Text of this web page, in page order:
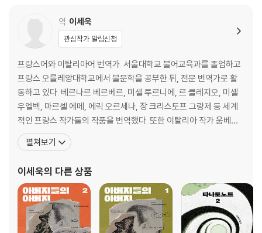
역 이세욱
관심작가 알림신청
프랑스어와 이탈리아어 번역가. 서울대학교 불어교육과를 졸업하고
프랑스 오를레앙대학교에서 불문학을 공부한 뒤, 전문 번역가로 활
동하고 있다. 베르나르 베르베르, 미셸 투르니에, 르 클레지오, 미셸
우엘벡, 마르셀 에메, 에릭 오르세나, 장 크리스토프 그랑제 등 세계
적인 프랑스 작가들의 작품을 번역했다. 또한 이탈리아 작가 움베르
토 에코에 심취하여 이탈리아어를 착실하게 공부한 뒤, 에코의 소설
과 에세이를 옮겨서 좋은 평가를 받았다. 역서로 『나는 그녀를 사랑했
인 지식의 백과사전』 『아버지들의 아버지』 『천사
펼쳐보기
이세욱의 다른 상품